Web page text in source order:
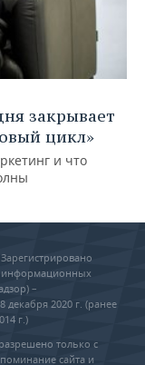
закрывает
цикл»
и что
информационных
–
2020 г. (ранее
г.)
только с
сайта и